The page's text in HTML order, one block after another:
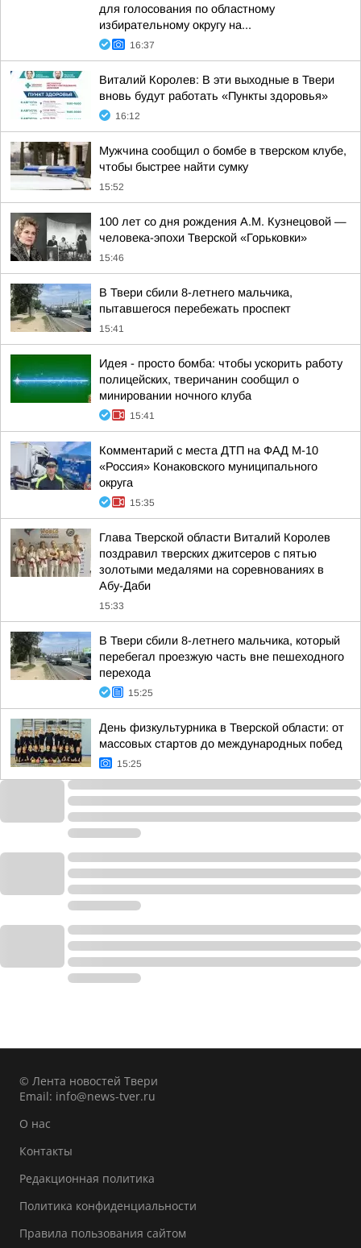
для голосования по областному
избирательному округу на...
16:37
Виталий Королев: В эти выходные в Твери
вновь будут работать «Пункты здоровья»
16:12
Мужчина сообщил о бомбе в тверском клубе,
чтобы быстрее найти сумку
15:52
100 лет со дня рождения А.М. Кузнецовой —
человека-эпохи Тверской «Горьковки»
15:46
В Твери сбили 8-летнего мальчика,
пытавшегося перебежать проспект
15:41
Идея - просто бомба: чтобы ускорить работу
полицейских, тверичанин сообщил о
минировании ночного клуба
15:41
Комментарий с места ДТП на ФАД М-10
«Россия» Конаковского муниципального
округа
15:35
Глава Тверской области Виталий Королев
поздравил тверских джитсеров с пятью
золотыми медалями на соревнованиях в
Абу-Даби
15:33
В Твери сбили 8-летнего мальчика, который
перебегал проезжую часть вне пешеходного
перехода
15:25
День физкультурника в Тверской области: от
массовых стартов до международных побед
15:25
© Лента новостей Твери
Email: info@news-tver.ru
О нас
Контакты
Редакционная политика
Политика конфиденциальности
Правила пользования сайтом